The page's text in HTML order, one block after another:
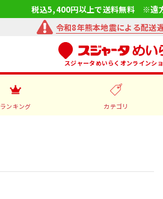
税込5,400円以上で送料無料 ※遠
令和8年熊本地震による配送
スジャータめいらくオンラインシ
ランキング カテゴリ